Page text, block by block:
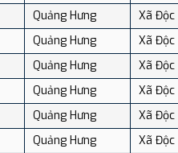
Quảng Hưng
Xã Độc
Quảng Hưng
Xã Độc
Quảng Hưng
Xã Độc
Quảng Hưng
Xã Độc
Quảng Hưng
Xã Độc
Quảng Hưng
Xã Độc